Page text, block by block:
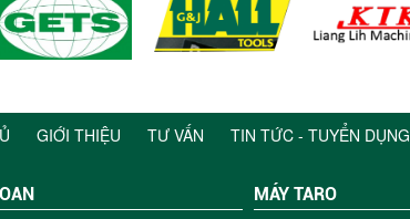
GIỚI THIỆU TƯ VẤN TIN TỨC - TUYỂN DỤNG
MÁY TARO